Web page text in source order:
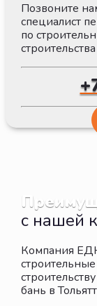
Позвоните
специалист
по
с нашей
Компания
бань в